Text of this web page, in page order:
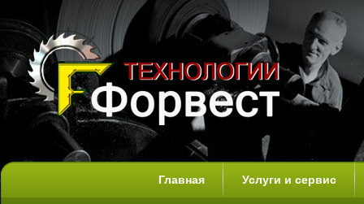
Главная Услуги и сервис